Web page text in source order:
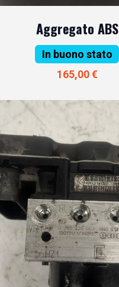
Aggregato ABS
In buono stato
165,00 €